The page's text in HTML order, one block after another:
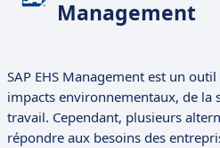
Management
SAP EHS Management est un
impacts environnementaux, de la
travail. Cependant, plusieurs
répondre aux besoins des